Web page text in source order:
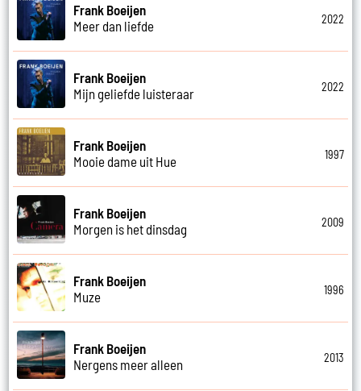
Frank Boeijen
Meer dan liefde
2022
Frank Boeijen
Mijn geliefde luisteraar
2022
Frank Boeijen
Mooie dame uit Hue
1997
Frank Boeijen
Morgen is het dinsdag
2009
Frank Boeijen
Muze
1996
Frank Boeijen
Nergens meer alleen
2013